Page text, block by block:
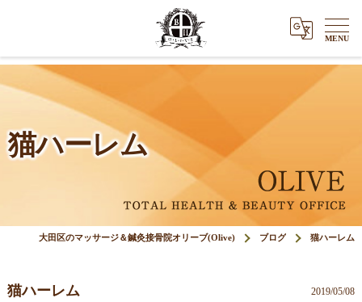
猫ハーレム
大田区のマッサージ＆鍼灸接骨院オリーブ(Olive) ブログ 猫ハーレム
猫ハーレム 2019/05/08